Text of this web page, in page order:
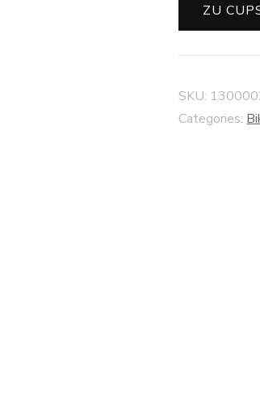
ZU
SKU:
Categories: